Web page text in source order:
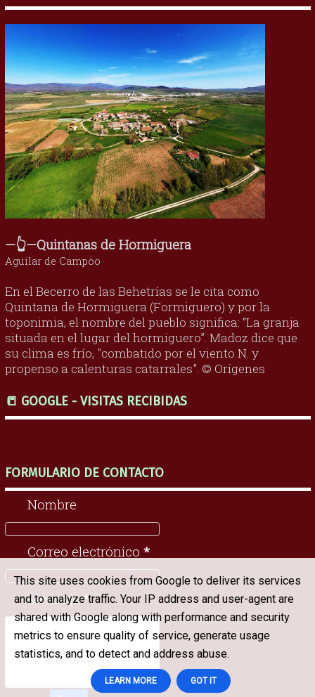
—👆—Quintanas de Hormiguera
Aguilar de Campoo
En el Becerro de las Behetrías se le cita como
Quintana de Hormiguera (Formiguero) y por la
toponimia, el nombre del pueblo significa: “La granja
situada en el lugar del hormiguero”. Madoz dice que
su clima es frío, "combatido por el viento N. y
propenso a calenturas catarrales". © Orígenes
📒 GOOGLE - VISITAS RECIBIDAS
FORMULARIO DE CONTACTO
Nombre
Correo electrónico *
Mensaje*
This site uses cookies from Google to deliver its services
and to analyze traffic. Your IP address and user-agent are
shared with Google along with performance and security
metrics to ensure quality of service, generate usage
statistics, and to detect and address abuse.
LEARN MORE GOT IT